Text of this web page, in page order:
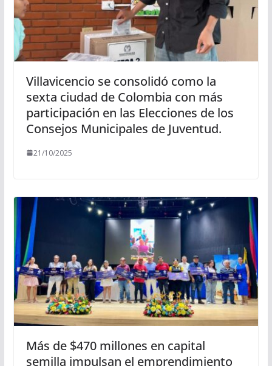
Villavicencio se consolidó como la
sexta ciudad de Colombia con más
participación en las Elecciones de los
Consejos Municipales de Juventud.
21/10/2025
Más de $470 millones en capital
semilla impulsan el emprendimiento